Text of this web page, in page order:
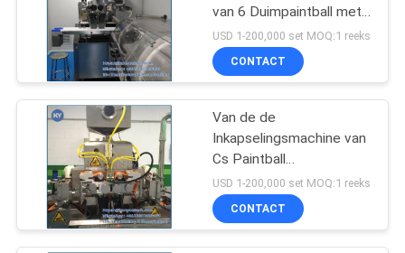
Naadloze Softgel-
Machine
van 6 Duimpaintball met
PID
Temperatuurcontrole
USD 1-200,000 set MOQ:1 reeks
CONTACT
Van de de
Inkapselingsmachine van
Cs Paintball
Automatische
Nauwkeurige Controle
8000 - 32000/H
USD 1-200,000 set MOQ:1 reeks
CONTACT